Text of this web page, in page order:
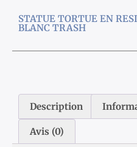
STATUE TORTUE EN
BLANC TRASH
Description
Avis (0)